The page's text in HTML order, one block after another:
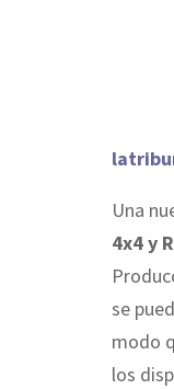
Una
4x4 y
se
modo
los